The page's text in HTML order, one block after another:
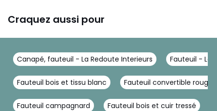
Craquez aussi pour
Canapé, fauteuil - La Redoute Interieurs Fauteuil - La
Fauteuil bois et tissu blanc Fauteuil convertible rouge
Fauteuil campagnard Fauteuil bois et cuir tressé